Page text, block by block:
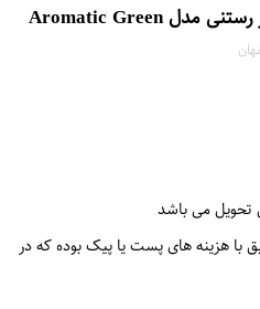
دمنوش گیاهی چای سبز معطر رستنی مدل Aromatic Green
تحویل می باشد
با هزینه های پست یا پیک بوده که در